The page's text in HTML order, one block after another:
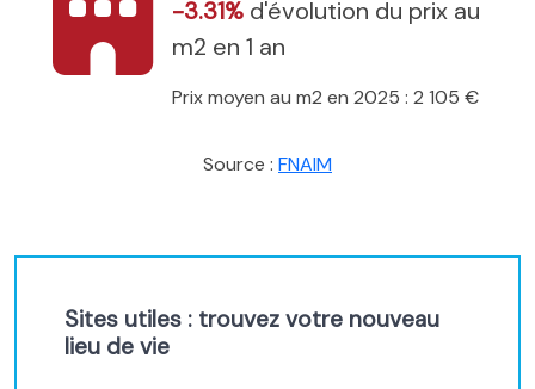
-3.31% d'évolution du prix au
m2 en 1 an
Prix moyen au m2 en 2025 : 2 105 €
Source : FNAIM
Sites utiles : trouvez votre nouveau
lieu de vie